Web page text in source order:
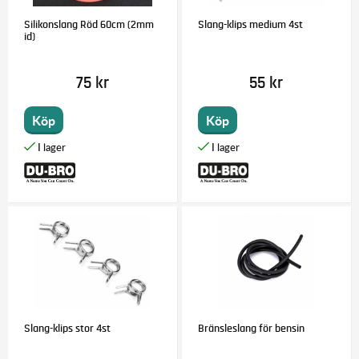
Silikonslang Röd 60cm (2mm
id)
75 kr
Köp
Slang-klips medium 4st
55 kr
Köp
Slang-klips stor 4st Bränsleslang för bensin